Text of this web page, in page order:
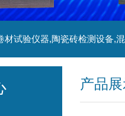
产品